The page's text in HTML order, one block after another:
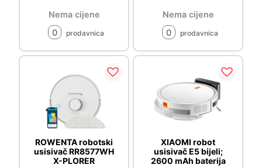
Nema cijene
0
prodavnica
Nema cijene
0
prodavnica
ROWENTA robotski
usisivač RR8577WH
X-PLORER
XIAOMI robot
usisivač E5 bijeli;
2600 mAh baterija